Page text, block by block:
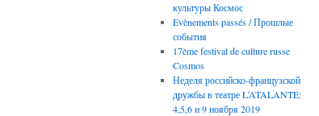
культуры Космос
Evènements passés / Прошлые
события
17ème festival de culture russe
Cosmos
Неделя российско-французской
дружбы в театре L’ATALANTE:
4,5,6 и 9 ноября 2019